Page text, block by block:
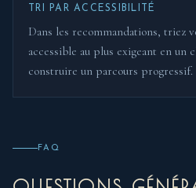
TRI PAR ACCESSIBILITÉ
Dans les recommandations, triez
accessible au plus exigeant en
construire un parcours progressif.
FAQ